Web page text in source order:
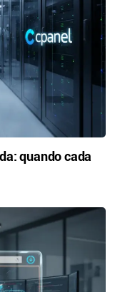
quando cada